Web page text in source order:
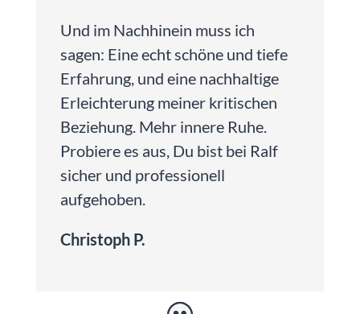
Und im Nachhinein muss ich
sagen: Eine echt schöne und tiefe
Erfahrung, und eine nachhaltige
Erleichterung meiner kritischen
Beziehung. Mehr innere Ruhe.
Probiere es aus, Du bist bei Ralf
sicher und professionell
aufgehoben.
Christoph P.